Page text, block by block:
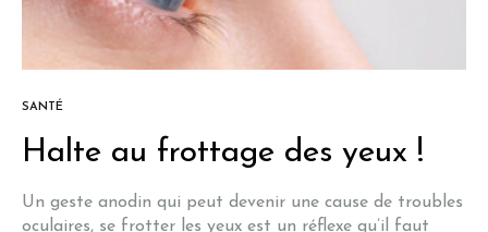
SANTÉ
Halte au frottage des yeux !
Un geste anodin qui peut devenir une cause de troubles
oculaires, se frotter les yeux est un réflexe qu’il faut